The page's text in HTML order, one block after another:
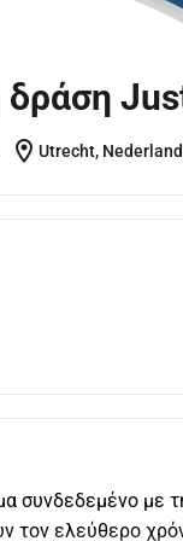
δράση
location_on Utrecht, Nederland
συνδεδεμένο με
τον ελεύθερο